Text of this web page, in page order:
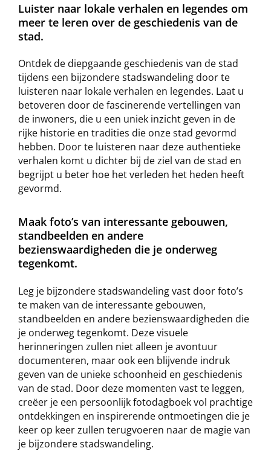
Luister naar lokale verhalen en legendes om
meer te leren over de geschiedenis van de
stad.
Ontdek de diepgaande geschiedenis van de stad
tijdens een bijzondere stadswandeling door te
luisteren naar lokale verhalen en legendes. Laat u
betoveren door de fascinerende vertellingen van
de inwoners, die u een uniek inzicht geven in de
rijke historie en tradities die onze stad gevormd
hebben. Door te luisteren naar deze authentieke
verhalen komt u dichter bij de ziel van de stad en
begrijpt u beter hoe het verleden het heden heeft
gevormd.
Maak foto’s van interessante gebouwen,
standbeelden en andere
bezienswaardigheden die je onderweg
tegenkomt.
Leg je bijzondere stadswandeling vast door foto’s
te maken van de interessante gebouwen,
standbeelden en andere bezienswaardigheden die
je onderweg tegenkomt. Deze visuele
herinneringen zullen niet alleen je avontuur
documenteren, maar ook een blijvende indruk
geven van de unieke schoonheid en geschiedenis
van de stad. Door deze momenten vast te leggen,
creëer je een persoonlijk fotodagboek vol prachtige
ontdekkingen en inspirerende ontmoetingen die je
keer op keer zullen terugvoeren naar de magie van
je bijzondere stadswandeling.